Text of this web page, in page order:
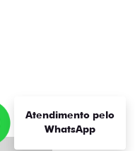
Atendimento pelo
WhatsApp